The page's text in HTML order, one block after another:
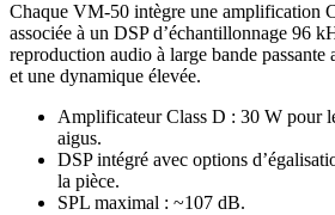
Chaque VM-50 intègre une amplification
associée à un DSP d’échantillonnage 96
reproduction audio à large bande
et une dynamique élevée.
Amplificateur Class D : 30 W pour
aigus.
DSP intégré avec options
la pièce.
SPL maximal : ~107 dB.